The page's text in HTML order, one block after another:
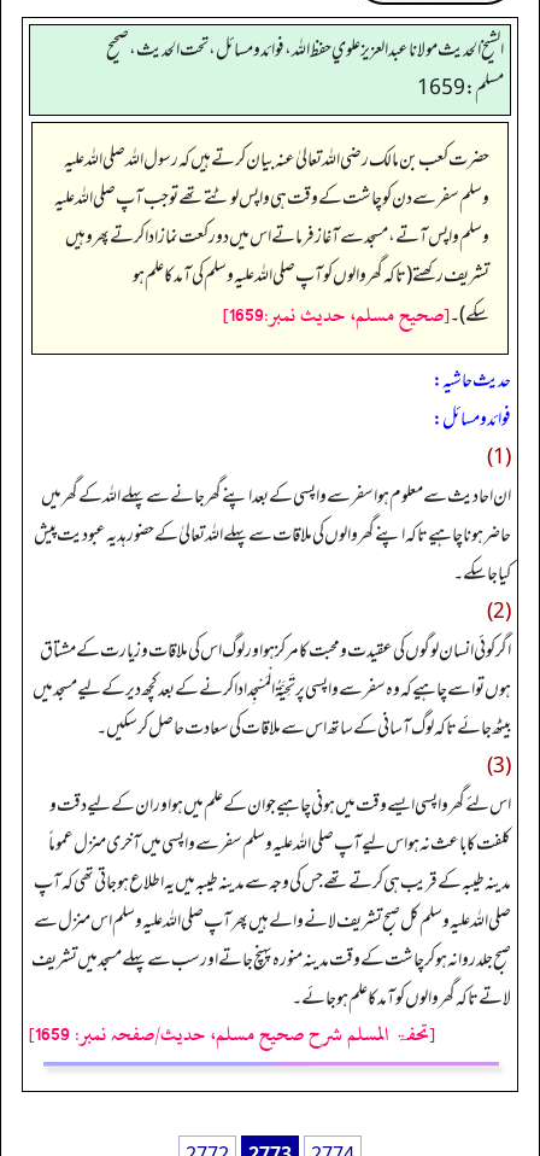
الشيخ الحديث مولانا عبدالعزيز علوي حفظ الله، فوائد و مسائل، تحت الحديث ، صحيح
مسلم: 1659
حضرت کعب بن مالک رضی اللہ تعالیٰ عنہ بیان کرتے ہیں کہ رسول اللہ صلی اللہ علیہ
وسلم سفر سے دن کو چاشت کے وقت ہی واپس لوٹتے تھے تو جب آپ صلی اللہ علیہ
وسلم واپس آتے، مسجد سے آغاز فرماتے اس میں دو رکعت نماز ادا کرتے پھر وہیں
تشریف رکھتے (تاکہ گھر والوں کو آپ صلی اللہ علیہ وسلم کی آمد کا علم ہو
سکے)۔[صحيح مسلم، حديث نمبر:1659]
حدیث حاشیہ:
فوائد ومسائل:
(1)
ان احادیث سے معلوم ہوا سفر سے واپسی کے بعد اپنے گھر جانے سے پہلے اللہ کے گھر میں
حاضر ہونا چاہیے تاکہ اپنے گھر والوں کی ملاقات سے پہلے اللہ تعالیٰ کے حضور ہدیہ عبودیت پیش
کیا جا سکے۔
(2)
اگر کوئی انسان لوگوں کی عقیدت و محبت کا مرکز ہو اور لوگ اس کی ملاقات وزیارت کے مشتاق
ہوں تو اسے چاہیے کہ وہ سفر سے واپسی پر تَحِیَّةُ الْمَسْجِد ادا کرنے کے بعد کچھ دیر کے لیے مسجد میں
بیٹھ جائے تاکہ لوگ آسانی کے ساتھ اس سے ملاقات کی سعادت حاصل کر سکیں۔
(3)
اس لئے گھر واپسی ایسے وقت میں ہونی چاہیے جو ان کے علم میں ہو اور ان کے لیے دقت و
کلفت کا باعث نہ ہو اس لیے آپ صلی اللہ علیہ وسلم سفر سے واپسی میں آخری منزل عموماً
مدینہ طیبہ کے قریب ہی کرتے تھے جس کی وجہ سے مدینہ طیبہ میں یہ اطلاع ہو جاتی تھی کہ آپ
صلی اللہ علیہ وسلم کل صبح تشریف لانے والے ہیں پھر آپ صلی اللہ علیہ وسلم اس منزل سے
صبح جلد روانہ ہو کر چاشت کے وقت مدینہ منورہ پہنچ جاتے اور سب سے پہلے مسجد میں تشریف
لاتے تاکہ گھر والوں کو آمد کا علم ہو جائے۔
[تحفۃ المسلم شرح صحیح مسلم، حدیث/صفحہ نمبر: 1659]